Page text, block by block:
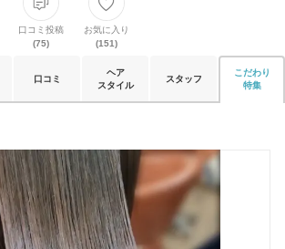
口コミ投稿
(75)
お気に入り
(151)
口コミ
ヘア
スタイル
スタッフ
こだわり
特集